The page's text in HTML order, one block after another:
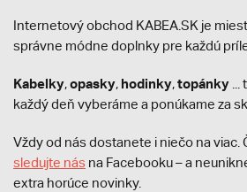
Internetový obchod KABEA.SK je
správne módne doplnky pre každú
Kabelky,opasky, hodinky,topánky
každý deň vyberáme a ponúkame za
Vždy od nás dostanete i niečo na viac.
sledujte nás na Facebooku – a
extra horúce novinky.